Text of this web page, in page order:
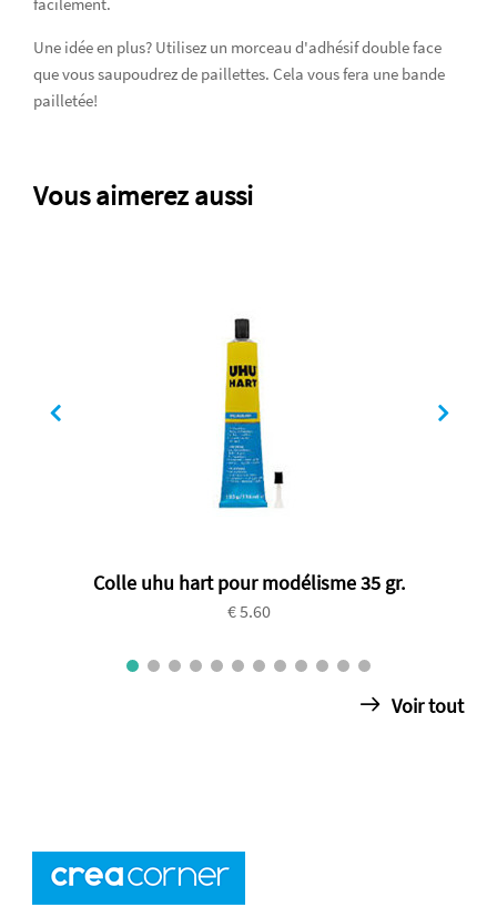
Une idée en plus? Utilisez un morceau d'adhésif double face
que vous saupoudrez de paillettes. Cela vous fera une bande
pailletée!
Vous aimerez aussi
Colle uhu hart pour modélisme 35 gr.
€ 5.60
Voir tout